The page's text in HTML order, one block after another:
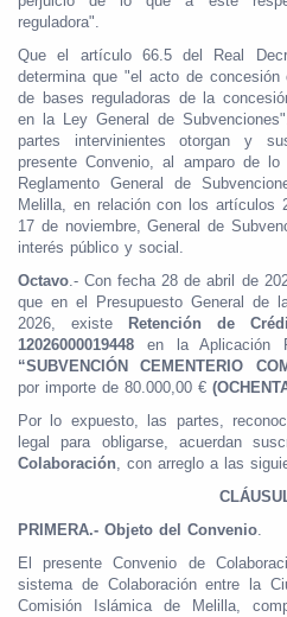
reguladora".
Que el artículo 66.5 del Real
determina que "el acto de
de bases reguladoras de la
en la Ley General de
partes intervinientes otorgan y
presente Convenio, al amparo de
Reglamento General de
Melilla, en relación con los artículos
17 de noviembre, General de
interés público y social.
Octavo.- Con fecha 28 de abril de
que en el Presupuesto General de
2026, existe
Retención de
12026000019448 en la Aplicación
“SUBVENCIÓN CEMENTERIO
por importe de 80.000,00 €
Por lo expuesto, las partes,
legal para obligarse, acuerdan
Colaboración, con arreglo a las
PRIMERA.- Objeto del Convenio.
El presente Convenio de
sistema de Colaboración entre la
Comisión Islámica de Melilla,